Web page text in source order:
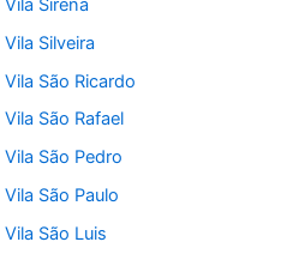
Sirena
Silveira
São Ricardo
São Rafael
São Pedro
São Paulo
São Luis